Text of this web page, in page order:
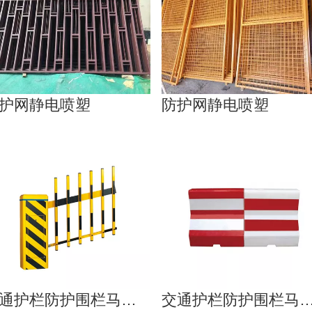
网静电喷塑 防护网静电喷塑
交通护栏防护围栏马路护栏 交通护栏防护